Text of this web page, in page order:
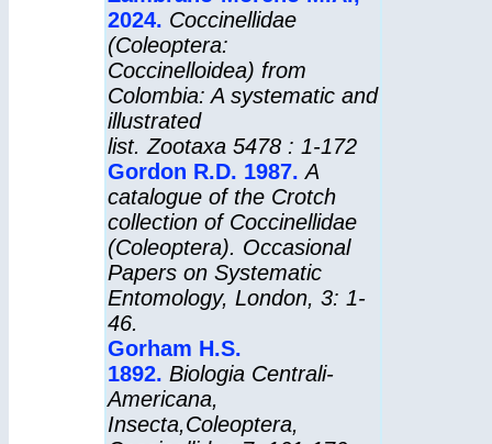
2024. Coccinellidae
(Coleoptera:
Coccinelloidea) from
Colombia: A systematic and
illustrated
list. Zootaxa5478 : 1-172
Gordon R.D. 1987. A
catalogue of the Crotch
collection of Coccinellidae
(Coleoptera). Occasional
Papers on Systematic
Entomology, London, 3: 1-
46.
Gorham H.S.
1892. Biologia Centrali-
Americana,
Insecta,Coleoptera,